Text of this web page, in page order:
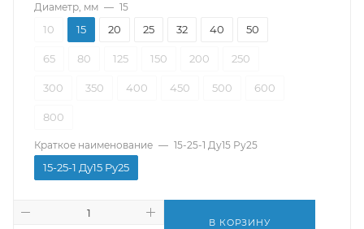
Диаметр, мм — 15
10 15 20 25 32 40 50
65 80 125 150 200 250
300 350 400 450 500 600
800
Краткое наименование — 15-25-1 Ду15 Ру25
15-25-1 Ду15 Ру25
В КОРЗИНУ